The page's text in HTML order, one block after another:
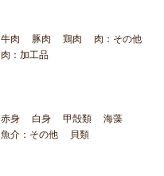
牛肉 豚肉 鶏肉
肉：その他
肉：加工品
赤身 白身 甲殻類
海藻
魚介：その他
貝類